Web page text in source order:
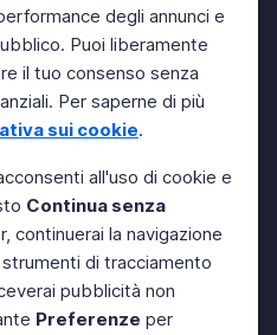
degli annunci e
Puoi liberamente
il tuo consenso senza
Per saperne di più
sui cookie.
all'uso di cookie e
Continua senza
continuerai la navigazione
di tracciamento
pubblicità non
Preferenze per